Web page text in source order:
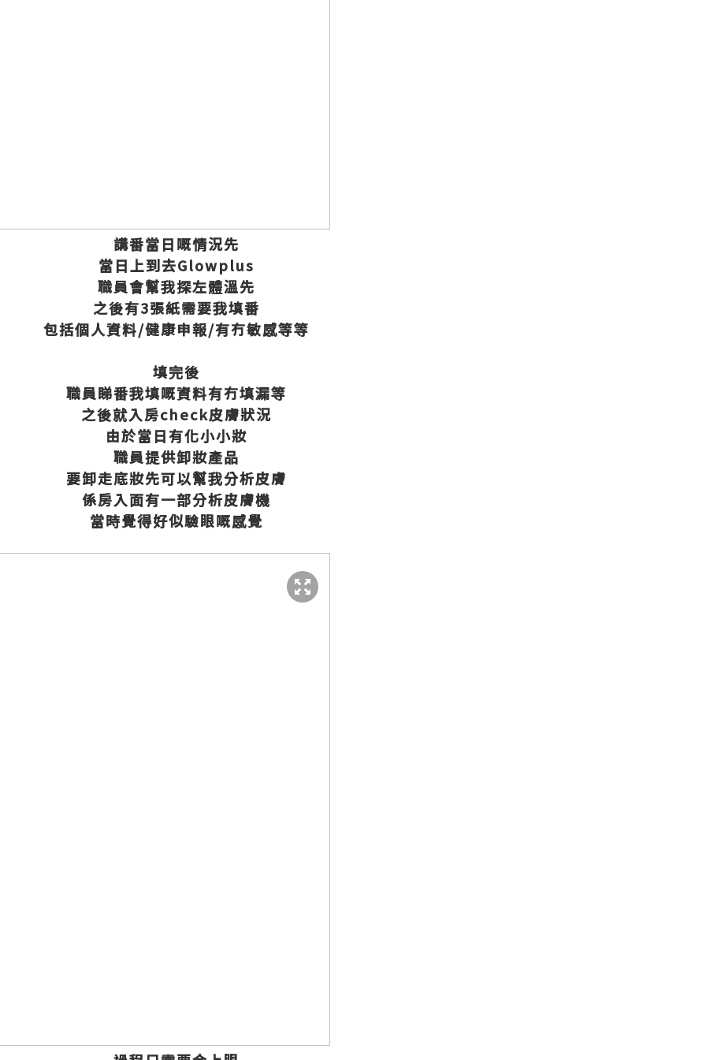
講番當日嘅情況先
當日上到去Glowplus
職員會幫我探左體溫先
之後有3張紙需要我填番
包括個人資料/健康申報/有冇敏感等等
填完後
職員睇番我填嘅資料有冇填漏等
之後就入房check皮膚狀況
由於當日有化小小妝
職員提供卸妝產品
要卸走底妝先可以幫我分析皮膚
係房入面有一部分析皮膚機
當時覺得好似驗眼嘅感覺